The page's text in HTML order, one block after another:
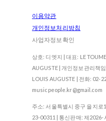
이용약관
개인정보처리방침
사업자정보확인
상호: 디엣지 | 대표: LE
AUGUSTE | 개인정보관리책
LOUIS AUGUSTE | 전화: 02-
musicpeople.kr@gmail.com
주소: 서울특별시 중구 을지로
23-00311 | 통신판매: 제2026-